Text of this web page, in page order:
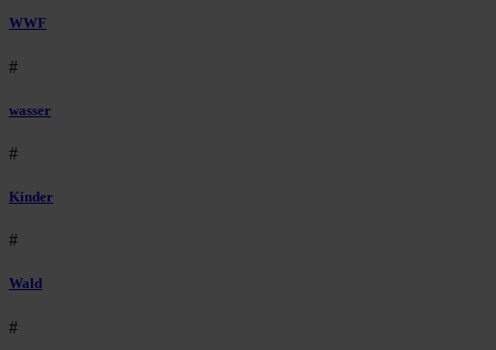
WWF
#
wasser
#
Kinder
#
Wald
#